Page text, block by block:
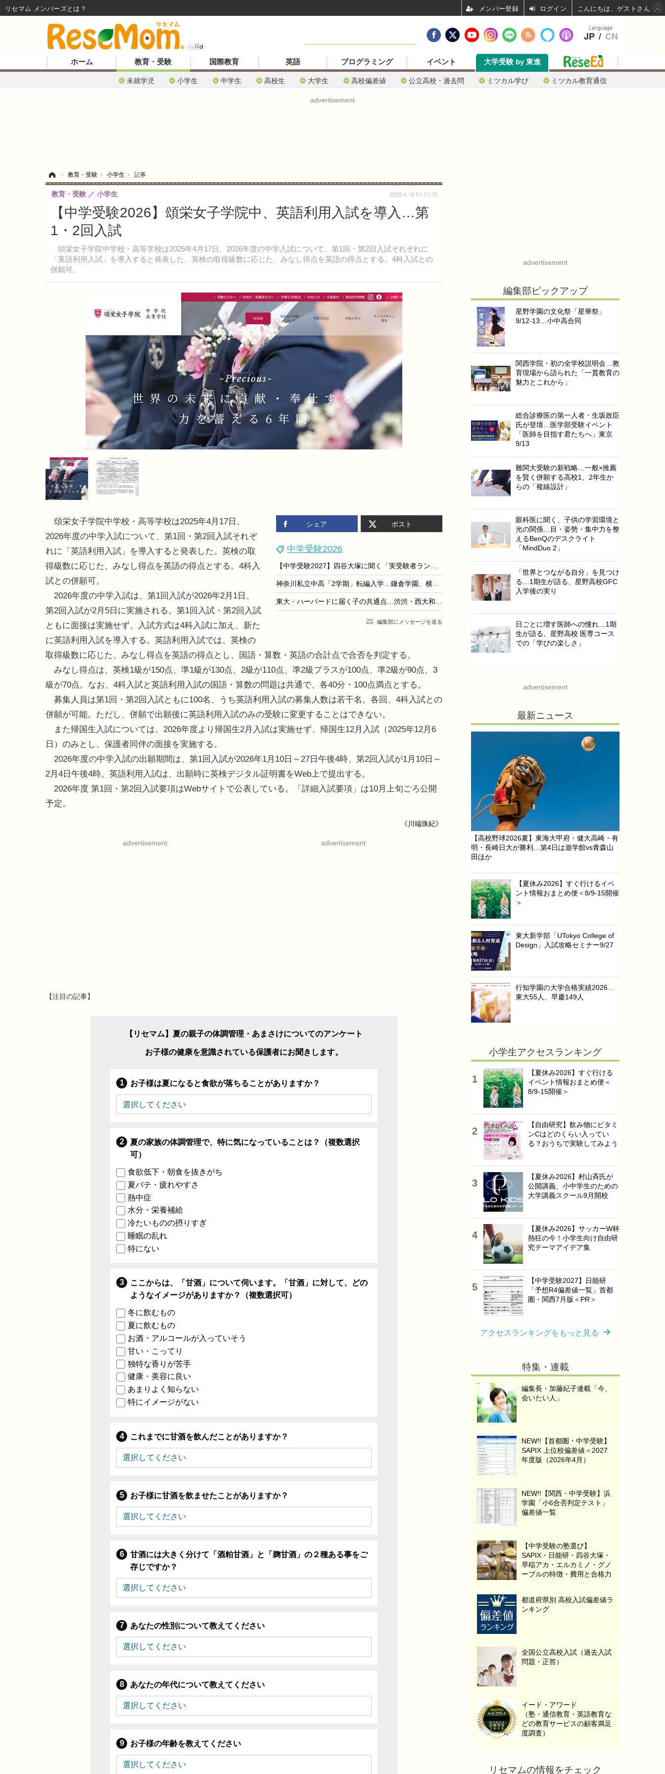
ホーム 教育・受験
未就学児 小学生 中学生 高校生 大学生 高校偏差値 公立高校・過去問 ミツカル学び ミツカル教育通信
国際教育 英語 プログラミング イベント 大学受験 by 東進
advertisement
› 教育・受験 › 小学生 › 記事
【中学受験2026】頌栄女子学院中、英語利用入試を導入…第
1・2回入試
頌栄女子学院中学校・高等学校は2025年4月17日、2026年度の中学入試について、第1回・第2回入試それぞれに
「英語利用入試」を導入すると発表した。英検の取得級数に応じた、みなし得点を英語の得点とする。4科入試との
併願可。
教育・受験 小学生 2025.4.18 Fri 11:15
シェア ポスト
中学受験2026
【中学受験2027】四谷大塚に聞く「実受験者ランキング」にみる学校選びの新潮流
神奈川私立中高「2学期」転編入学…鎌倉学園、横浜女学院など71校
東大・ハーバードに届く子の共通点…渋渋・西大和学園校長が語る「非認知スキル」が伸びる環境とは
編集部にメッセージを送る
頌栄女子学院中学校・高等学校は2025年4月17日、
2026年度の中学入試について、第1回・第2回入試それぞ
れに「英語利用入試」を導入すると発表した。英検の取
得級数に応じた、みなし得点を英語の得点とする。4科入
試との併願可。
2026年度の中学入試は、第1回入試が2026年2月1日、
第2回入試が2月5日に実施される。第1回入試・第2回入試
ともに面接は実施せず、入試方式は4科入試に加え、新た
に英語利用入試を導入する。英語利用入試では、英検の
取得級数に応じた、みなし得点を英語の得点とし、国語・算数・英語の合計点で合否を判定する。
みなし得点は、英検1級が150点、準1級が130点、2級が110点、準2級プラスが100点、準2級が90点、3
級が70点。なお、4科入試と英語利用入試の国語・算数の問題は共通で、各40分・100点満点とする。
募集人員は第1回・第2回入試ともに100名、うち英語利用入試の募集人数は若干名。各回、4科入試との
併願が可能。ただし、併願で出願後に英語利用入試のみの受験に変更することはできない。
また帰国生入試については、2026年度より帰国生2月入試は実施せず、帰国生12月入試（2025年12月6
日）のみとし、保護者同伴の面接を実施する。
2026年度の中学入試の出願期間は、第1回入試が2026年1月10日～27日午後4時、第2回入試が1月10日～
2月4日午後4時。英語利用入試は、出願時に英検デジタル証明書をWeb上で提出する。
2026年度 第1回・第2回入試要項はWebサイトで公表している。「詳細入試要項」は10月上旬ごろ公開
予定。
《川端珠紀》
advertisement advertisement
【注目の記事】
【リセマム】夏の親子の体調管理・あまさけについてのアンケート
お子様の健康を意識されている保護者にお聞きします。
お子様は夏になると食欲が落ちることがありますか？
夏の家族の体調管理で、特に気になっていることは？（複数選択
可）
食欲低下・朝食を抜きがち
夏バテ・疲れやすさ
熱中症
水分・栄養補給
冷たいものの摂りすぎ
睡眠の乱れ
特にない
ここからは、「甘酒」について伺います。「甘酒」に対して、どの
ようなイメージがありますか？（複数選択可）
冬に飲むもの
夏に飲むもの
お酒・アルコールが入っていそう
甘い・こってり
独特な香りが苦手
健康・美容に良い
あまりよく知らない
特にイメージがない
これまでに甘酒を飲んだことがありますか？
お子様に甘酒を飲ませたことがありますか？
甘酒には大きく分けて「酒粕甘酒」と「麹甘酒」の２種ある事をご
存じですか？
あなたの性別について教えてください
あなたの年代について教えてください
お子様の年齢を教えてください
advertisement
編集部ピックアップ
星野学園の文化祭「星華祭」
9/12-13…小中高合同
関西学院・初の全学校説明会…教
育現場から語られた「一貫教育の
魅力とこれから」
総合診療医の第一人者・生坂政臣
氏が登壇…医学部受験イベント
「医師を目指す君たちへ」東京
9/13
難関大受験の新戦略…一般×推薦
を賢く併願する高校1、2年生か
らの「複線設計」
眼科医に聞く、子供の学習環境と
光の関係…目・姿勢・集中力を整
えるBenQのデスクライト
「MindDuo 2」
「世界とつながる自分」を見つけ
る…1期生が語る、星野高校GFC
入学後の実り
日ごとに増す医師への憧れ…1期
生が語る、星野高校 医専コース
での「学びの楽しさ」
advertisement
最新ニュース
【高校野球2026夏】東海大甲府・健大高崎・有
明・長崎日大が勝利…第4日は遊学館vs青森山
田ほか
【夏休み2026】すぐ行けるイベ
ント情報おまとめ便＜8/9-15開催
＞
東大新学部「UTokyo College of
Design」入試攻略セミナー9/27
行知学園の大学合格実績2026…
東大55人、早慶149人
小学生アクセスランキング
【夏休み2026】すぐ行ける
イベント情報おまとめ便＜
8/9-15開催＞
【自由研究】飲み物にビタミ
ンCはどのくらい入ってい
る？おうちで実験してみよう
【夏休み2026】村山斉氏が
公開講義、小中学生のための
大学講義スクール9月開校
【夏休み2026】サッカーW杯
熱狂の今！小学生向け自由研
究テーマアイデア集
【中学受験2027】日能研
「予想R4偏差値一覧」首都
圏・関西7月版＜PR＞
アクセスランキングをもっと見る
特集・連載
編集長・加藤紀子連載「今、
会いたい人」
NEW!!【首都圏・中学受験】
SAPIX 上位校偏差値＜2027
年度版（2026年4月）
NEW!!【関西・中学受験】浜
学園「小6合否判定テスト」
偏差値一覧
【中学受験の塾選び】
SAPIX・日能研・四谷大塚・
早稲アカ・エルカミノ・グノ
ーブルの特徴・費用と合格力
都道府県別 高校入試偏差値ラ
ンキング
全国公立高校入試（過去入試
問題・正答）
イード・アワード
（塾・通信教育・英語教育な
どの教育サービスの顧客満足
度調査）
リセマムの情報をチェック
Language
JP / CN
リセマム メンバーズ ログイン こんにちは、ゲストさん